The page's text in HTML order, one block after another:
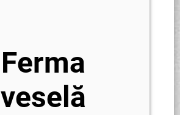
Ferma
veselă